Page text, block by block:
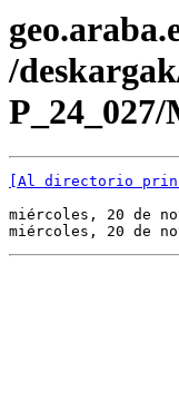
/
[Al directorio
miércoles, 20 de
miércoles, 20 de